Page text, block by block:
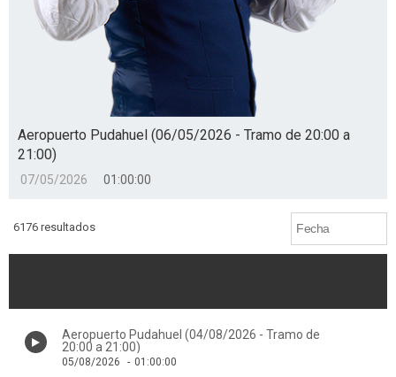
Aeropuerto Pudahuel (06/05/2026 - Tramo de 20:00 a
21:00)
07/05/2026 01:00:00
6176 resultados
Aeropuerto Pudahuel (04/08/2026 - Tramo de
20:00 a 21:00)
05/08/2026 - 01:00:00